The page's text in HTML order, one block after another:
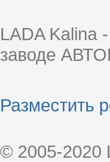
LADA Kalina
заводе
Разместить
© 2005-2020